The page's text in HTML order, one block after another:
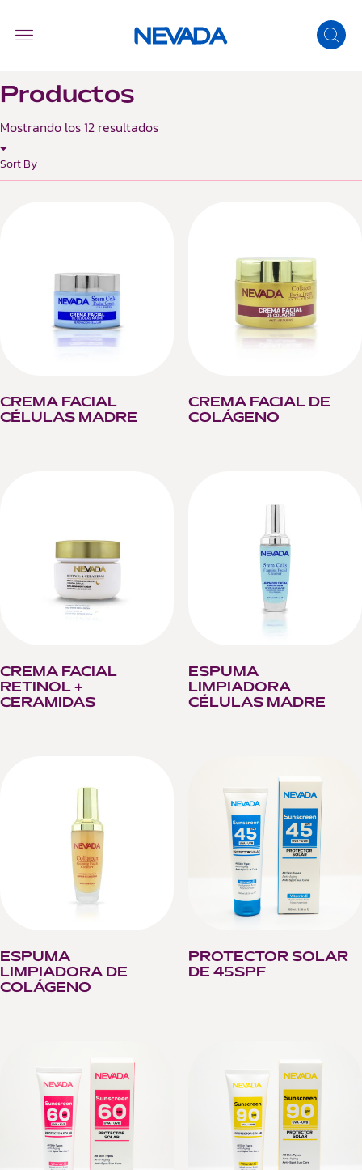
Productos
Mostrando los 12 resultados
CREMA FACIAL
CÉLULAS MADRE
CREMA FACIAL DE
COLÁGENO
CREMA FACIAL
RETINOL +
CERAMIDAS
ESPUMA
LIMPIADORA
CÉLULAS MADRE
ESPUMA
LIMPIADORA DE
COLÁGENO
PROTECTOR SOLAR
DE 45SPF